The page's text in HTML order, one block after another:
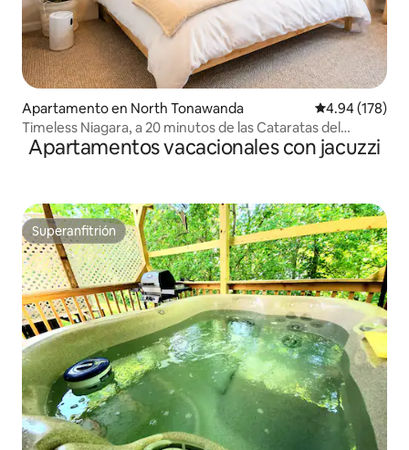
Apartamento en North Tonawanda Calificación
4.94 (178)
Timeless Niagara, a 20 minutos de las Cataratas del
Niágara
Apartamentos vacacionales con jacuzzi
Superanfitrión
Superanfitrión